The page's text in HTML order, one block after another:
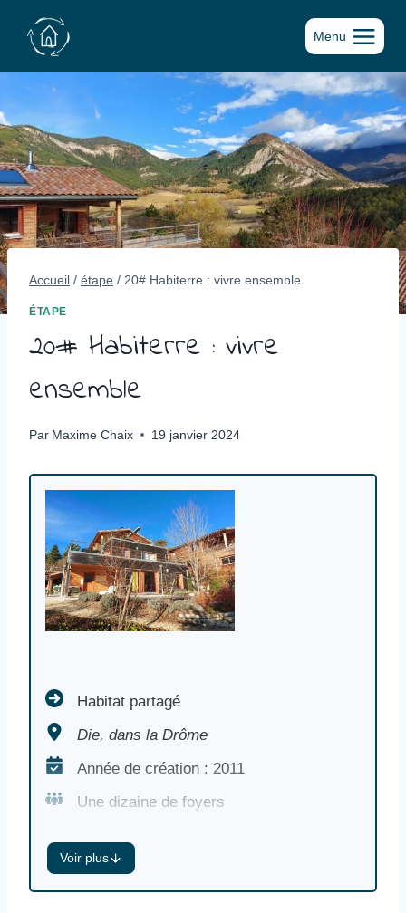
contenu
Menu
Accueil / étape / 20# Habiterre : vivre ensemble
ÉTAPE
20# Habiterre : vivre
ensemble
Par Maxime Chaix 19 janvier 2024
Habitat partagé Die, dans la Drôme Année de
Habitat partagé
Die, dans la Drôme
Année de création : 2011
Une dizaine de foyers
Surface : 2,2 ha
Voir plus